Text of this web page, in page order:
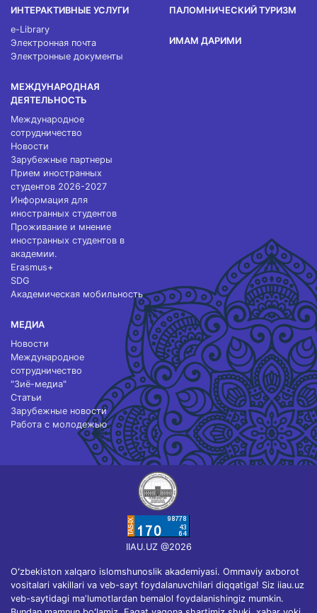
ИНТЕРАКТИВНЫЕ УСЛУГИ
e-Library
Электронная почта
Электронные документы
МЕЖДУНАРОДНАЯ
ДЕЯТЕЛЬНОСТЬ
Международное
сотрудничество
Новости
Зарубежные партнеры
Прием иностранных
студентов 2026-2027
Информация для
иностранных студентов
Проживание и мнение
иностранных студентов в
академии.
Erasmus+
SDG
Академическая мобильность
МЕДИА
Новости
Международное
сотрудничество
"Зиё-медиа"
Статьи
Зарубежные новости
Работа с молодежью
ПАЛОМНИЧЕСКИЙ ТУРИЗМ
ИМАМ ДАРИМИ
IIAU.UZ @2026
Oʻzbekiston xalqaro islomshunoslik akademiyasi. Ommaviy axborot
vositalari vakillari va veb-sayt foydalanuvchilari diqqatiga! Siz iiau.uz
veb-saytidagi maʼlumotlardan bemalol foydalanishingiz mumkin.